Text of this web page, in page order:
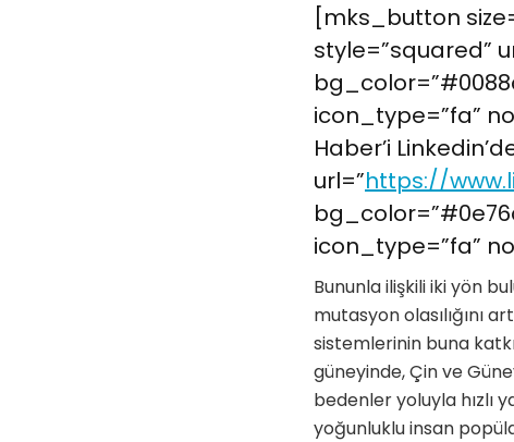
[mks_button
style=”squared”
icon_type=”fa”
Haber’i
url=”https://
icon_type=”fa”
Bununla ilişkili iki yön
mutasyon olasılığını
sistemlerinin buna
güneyinde, Çin ve
bedenler yoluyla hızlı
yoğunluklu insan